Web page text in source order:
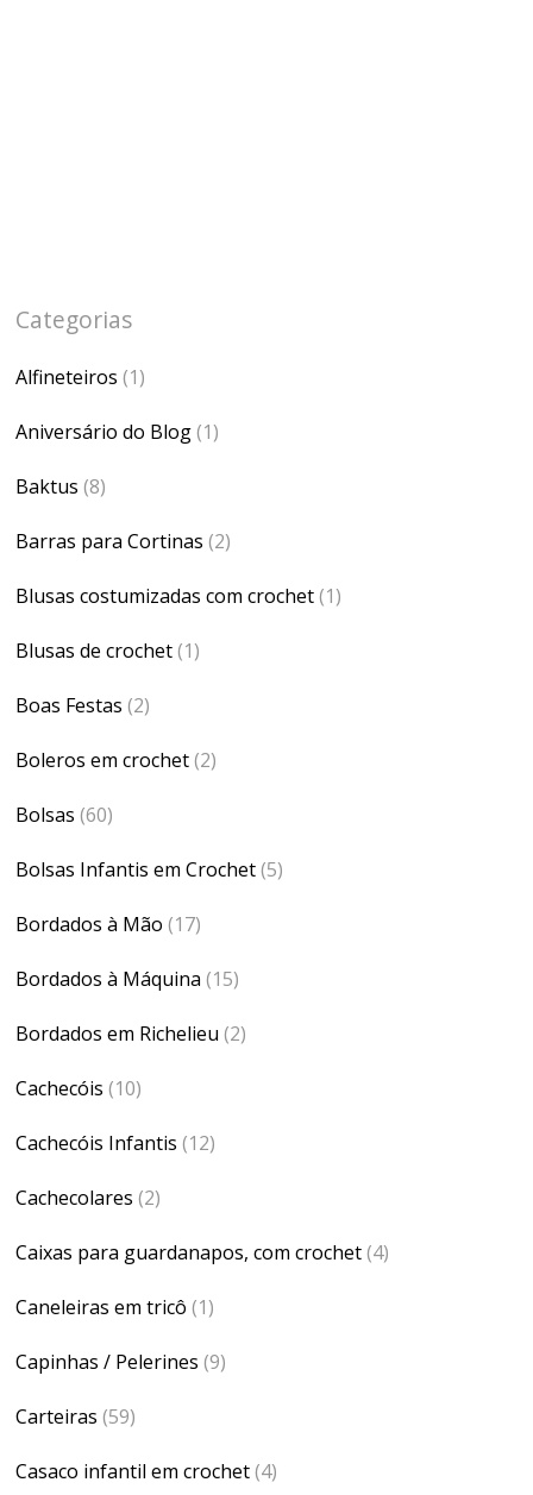
Categorias
Alfineteiros (1)
Aniversário do Blog(1)
Baktus (8)
Barras para Cortinas (2)
Blusas costumizadas com crochet(1)
Blusas de crochet(1)
Boas Festas (2)
Boleros em crochet(2)
Bolsas (60)
Bolsas Infantis em Crochet(5)
Bordados à Mão (17)
Bordados à Máquina (15)
Bordados em Richelieu (2)
Cachecóis (10)
Cachecóis Infantis (12)
Cachecolares (2)
Caixas para guardanapos, com crochet(4)
Caneleiras em tricô (1)
Capinhas / Pelerines (9)
Carteiras (59)
Casaco infantil em crochet(4)